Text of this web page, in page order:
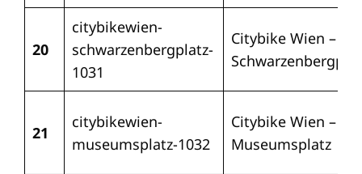
20
citybikewien-
schwarzenbergplatz-
1031
Citybike Wien –
21
citybikewien-
museumsplatz-1032
Citybike Wien –
Museumsplatz